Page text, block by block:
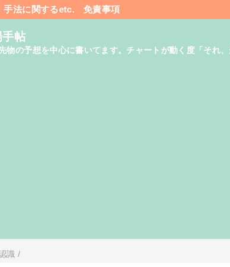
手法に関するetc. 免責事項
手帖
物の予想を中心に書いてます。チャートが動く度「それ
識 /